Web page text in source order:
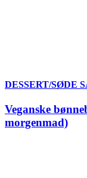
DESSERT/SØDE
Veganske
morgenmad)